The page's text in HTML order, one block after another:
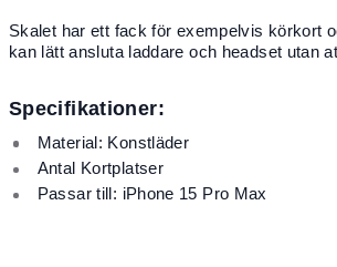
Skalet har ett fack för exempelvis körkort
kan lätt ansluta laddare och headset utan
Specifikationer:
Material: Konstläder
Antal Kortplatser
Passar till: iPhone 15 Pro Max